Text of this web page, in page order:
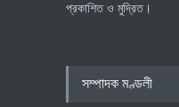
প্রকাশিত ও মুদ্রিত।
সম্পাদক মণ্ডলী